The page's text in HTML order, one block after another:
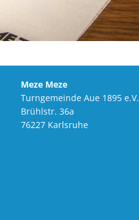
Meze Meze
Turngemeinde Aue 1895 e.V.
Brühlstr. 36a
76227 Karlsruhe